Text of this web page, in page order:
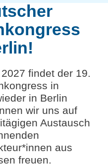
findet der 19.
in
in Berlin
wir uns auf
Austausch
aus
freuen.